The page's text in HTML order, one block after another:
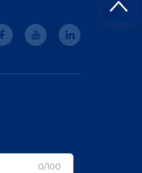
0/100